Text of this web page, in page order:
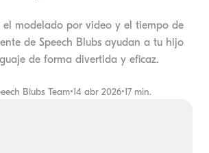
el modelado por video y el tiempo de
de Speech Blubs ayudan a tu hijo
de forma divertida y eficaz.
Blubs Team•14 abr 2026•17 min.